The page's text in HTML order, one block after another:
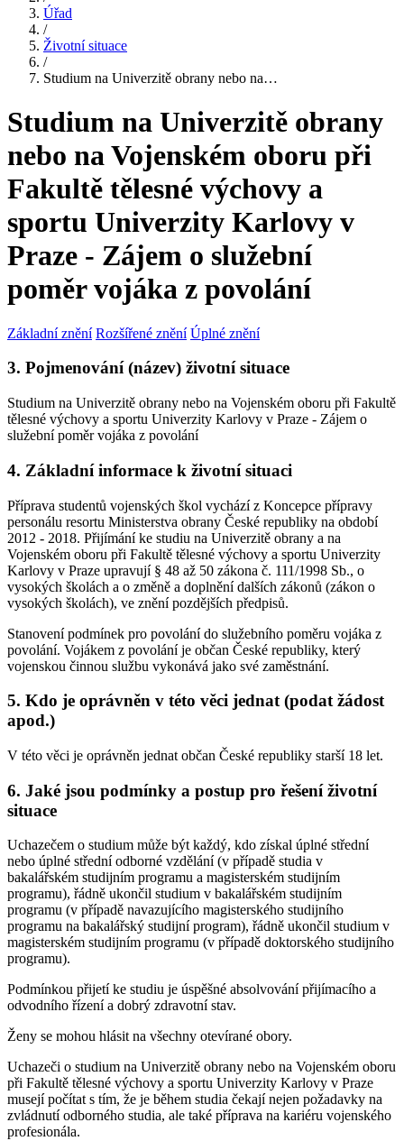
Úřad
/
Životní situace
/
Studium na Univerzitě obrany nebo na…
Studium na Univerzitě obrany
nebo na Vojenském oboru při
Fakultě tělesné výchovy a
sportu Univerzity Karlovy v
Praze - Zájem o služební
poměr vojáka z povolání
Základní znění Rozšířené znění Úplné znění
3. Pojmenování (název) životní situace
Studium na Univerzitě obrany nebo na Vojenském oboru při Fakultě
tělesné výchovy a sportu Univerzity Karlovy v Praze - Zájem o
služební poměr vojáka z povolání
4. Základní informace k životní situaci
Příprava studentů vojenských škol vychází z Koncepce přípravy
personálu resortu Ministerstva obrany České republiky na období
2012 - 2018. Přijímání ke studiu na Univerzitě obrany a na
Vojenském oboru při Fakultě tělesné výchovy a sportu Univerzity
Karlovy v Praze upravují § 48 až 50 zákona č. 111/1998 Sb., o
vysokých školách a o změně a doplnění dalších zákonů (zákon o
vysokých školách), ve znění pozdějších předpisů.
Stanovení podmínek pro povolání do služebního poměru vojáka z
povolání. Vojákem z povolání je občan České republiky, který
vojenskou činnou službu vykonává jako své zaměstnání.
5. Kdo je oprávněn v této věci jednat (podat žádost
apod.)
V této věci je oprávněn jednat občan České republiky starší 18 let.
6. Jaké jsou podmínky a postup pro řešení životní
situace
Uchazečem o studium může být každý, kdo získal úplné střední
nebo úplné střední odborné vzdělání (v případě studia v
bakalářském studijním programu a magisterském studijním
programu), řádně ukončil studium v bakalářském studijním
programu (v případě navazujícího magisterského studijního
programu na bakalářský studijní program), řádně ukončil studium v
magisterském studijním programu (v případě doktorského studijního
programu).
Podmínkou přijetí ke studiu je úspěšné absolvování přijímacího a
odvodního řízení a dobrý zdravotní stav.
Ženy se mohou hlásit na všechny otevírané obory.
Uchazeči o studium na Univerzitě obrany nebo na Vojenském oboru
při Fakultě tělesné výchovy a sportu Univerzity Karlovy v Praze
musejí počítat s tím, že je během studia čekají nejen požadavky na
zvládnutí odborného studia, ale také příprava na kariéru vojenského
profesionála.